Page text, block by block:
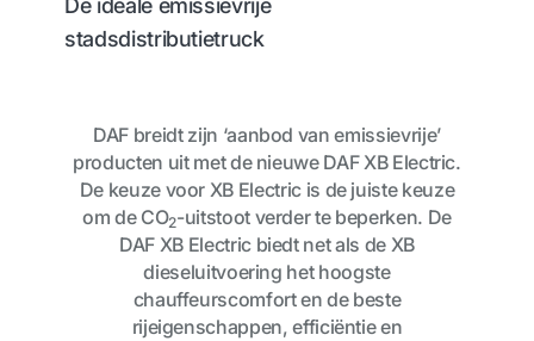
De ideale emissievrije
stadsdistributietruck
DAF breidt zijn ‘aanbod van emissievrije’
producten uit met de nieuwe DAF XB Electric.
De keuze voor XB Electric is de juiste keuze
om de CO2-uitstoot verder te beperken. De
DAF XB Electric biedt net als de XB
dieseluitvoering het hoogste
chauffeurscomfort en de beste
rijeigenschappen, efficiëntie en